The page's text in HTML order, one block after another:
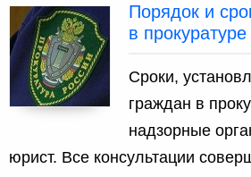
Порядок и
в
Сроки,
граждан в
надзорные
юрист. Все консультации